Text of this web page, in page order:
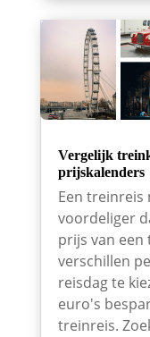
Vergelijk
prijskalenders
Een treinreis
voordeliger
prijs van
verschillen
reisdag te
euro's
treinreis.